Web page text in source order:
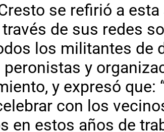
se refirió a
de sus redes
los militantes de
y
y expresó que:
con los
en estos años de